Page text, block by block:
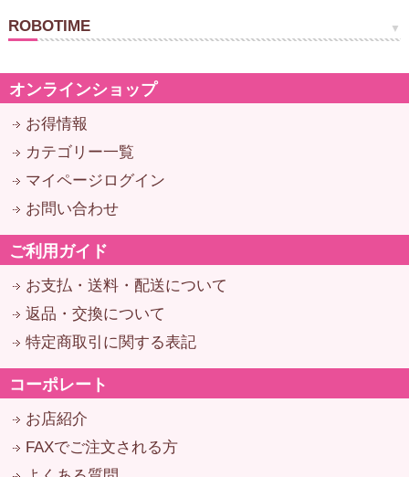
ROBOTIME
オンラインショップ
お得情報
カテゴリー一覧
マイページログイン
お問い合わせ
ご利用ガイド
お支払・送料・配送について
返品・交換について
特定商取引に関する表記
コーポレート
お店紹介
FAXでご注文される方